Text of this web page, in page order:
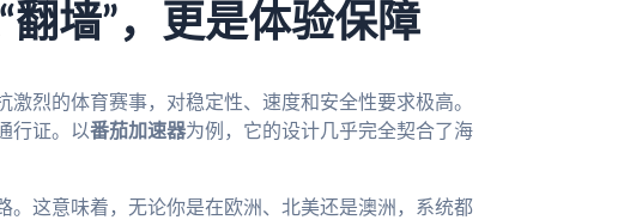
墙”，更是体验保障
烈的体育赛事，对稳定性、速度和安全性要求极高。
行证。以番茄加速器为例，它的设计几乎完全契合了海
。这意味着，无论你是在欧洲、北美还是澳洲，系统都